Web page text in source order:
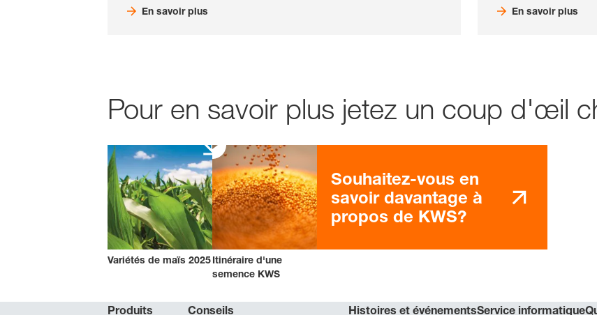
En savoir plus En savoir plus
Pour en savoir plus jetez un coup d'œil
Variétés de maïs 2025Itinéraire d'une
semence KWS
Souhaitez-vous en
savoir davantage à
propos de KWS?
Produits Conseils Histoires et événementsService informatique